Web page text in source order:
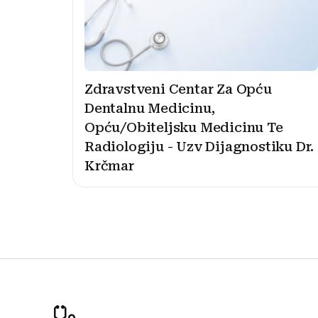
Zdravstveni Centar Za Opću
Dentalnu Medicinu,
Opću/Obiteljsku Medicinu Te
Radiologiju - Uzv Dijagnostiku Dr.
Krčmar